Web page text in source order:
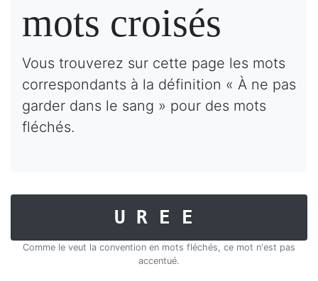
mots croisés
Vous trouverez sur cette page les mots
correspondants à la définition « À ne pas
garder dans le sang » pour des mots
fléchés.
UREE
Comme le veut la convention en mots fléchés, ce mot n'est pas
accentué.